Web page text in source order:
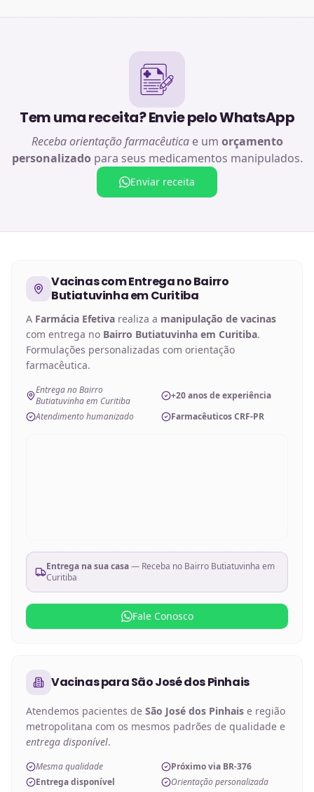
Tem uma receita? Envie pelo WhatsApp
Receba orientação farmacêuticae um orçamento
personalizado para seus medicamentos manipulados.
Enviar receita
Vacinascom Entrega noBairro
Butiatuvinha em Curitiba
A Farmácia Efetiva realiza a manipulação de vacinas
com entrega no Bairro Butiatuvinha em Curitiba.
Formulações personalizadas com orientação
farmacêutica.
Entrega no Bairro
Butiatuvinha em Curitiba
+20 anos de experiência
Atendimento humanizado
Farmacêuticos CRF-PR
Entrega na sua casa— Receba no Bairro Butiatuvinha em
Curitiba
Fale Conosco
VacinasparaSão José dos Pinhais
Atendemos pacientes de São José dos Pinhais e região
metropolitana com os mesmos padrões de qualidade e
entrega disponível.
Mesma qualidade
Próximo via BR-376
Entrega disponível
Orientação personalizada